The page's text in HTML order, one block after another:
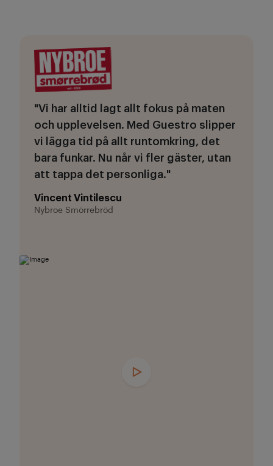
"Vi har alltid lagt allt fokus på maten
och upplevelsen. Med Guestro slipper
vi lägga tid på allt runtomkring, det
bara funkar. Nu når vi fler gäster, utan
att tappa det personliga."
Vincent Vintilescu
Nybroe Smörrebröd